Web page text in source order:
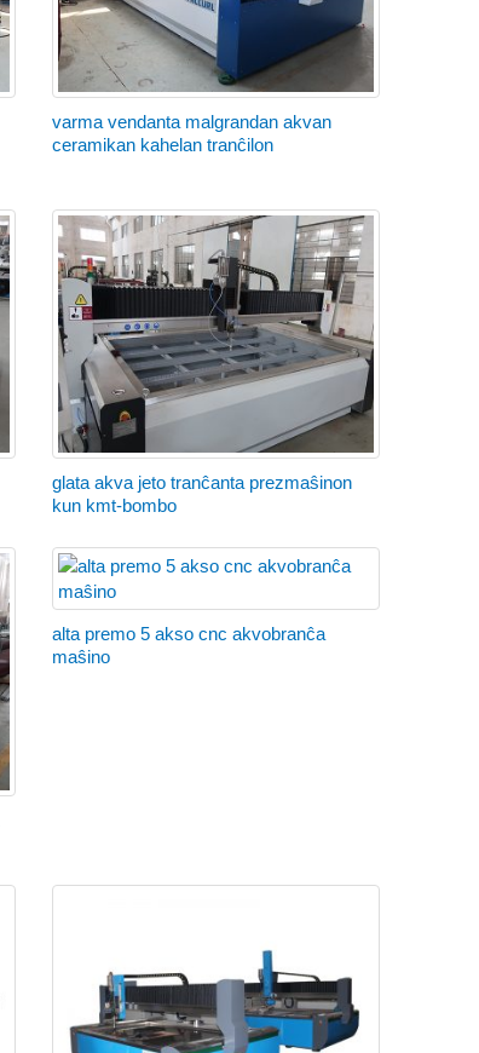
varma vendanta malgrandan akvan
ceramikan kahelan tranĉilon
glata akva jeto tranĉanta prezmaŝinon
kun kmt-bombo
alta premo 5 akso cnc akvobranĉa
maŝino